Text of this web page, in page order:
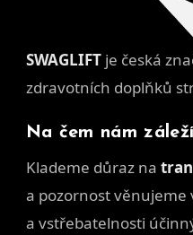
SWAGLIFT je česká
zdravotních doplňků
Na čem nám záleží
Klademe důraz na
a pozornost věnujeme
a vstřebatelnosti